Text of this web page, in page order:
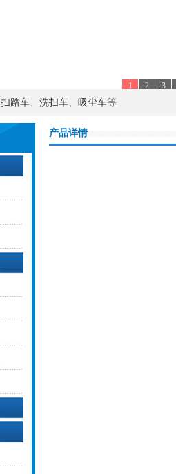
3
2
1
扫路车、 洗扫车、 吸尘车等
产品详情